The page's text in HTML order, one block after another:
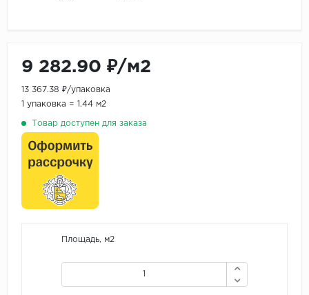
9 282.90 ₽/м2
13 367.38 ₽/упаковка
1 упаковка = 1.44 м2
Товар доступен для заказа
Площадь, м2